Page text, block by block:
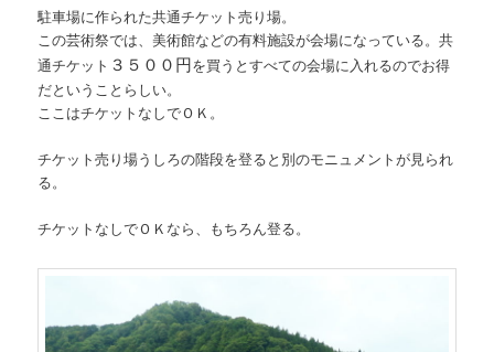
駐車場に作られた共通チケット売り場。
この芸術祭では、美術館などの有料施設が会場になっている。共
通チケット ３５００円を買うとすべての会場に入れるのでお得
だということらしい。
ここはチケットなしでＯＫ。
チケット売り場うしろの階段を登ると別のモニュメントが見られ
る。
チケットなしでＯＫなら、もちろん登る。